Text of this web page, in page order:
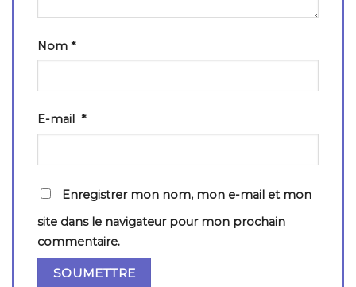
Nom *
E-mail *
Enregistrer mon nom, mon e-mail et mon
site dans le navigateur pour mon prochain
commentaire.